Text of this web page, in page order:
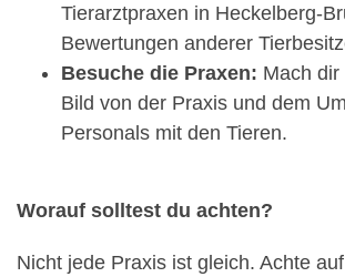
Tierarztpraxen in Heckelberg-
Bewertungen anderer
Besuche die Praxen: Mach dir
Bild von der Praxis und dem
Personals mit den Tieren.
Worauf solltest du achten?
Nicht jede Praxis ist gleich. Achte